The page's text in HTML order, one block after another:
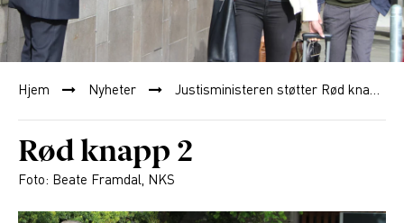
Hjem Nyheter Justisministeren støtter Rød knapp
Rød knapp 2
Foto: Beate Framdal, NKS